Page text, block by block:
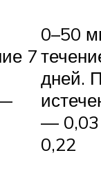
7
0–50
дней.
—
0,22